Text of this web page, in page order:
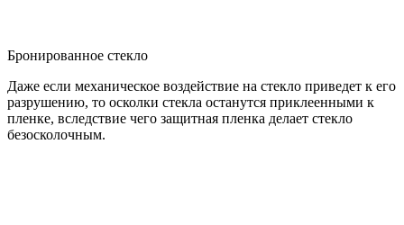
Бронированное стекло
Даже если механическое воздействие на стекло приведет к его
разрушению, то осколки стекла останутся приклеенными к
пленке, вследствие чего защитная пленка делает стекло
безосколочным.